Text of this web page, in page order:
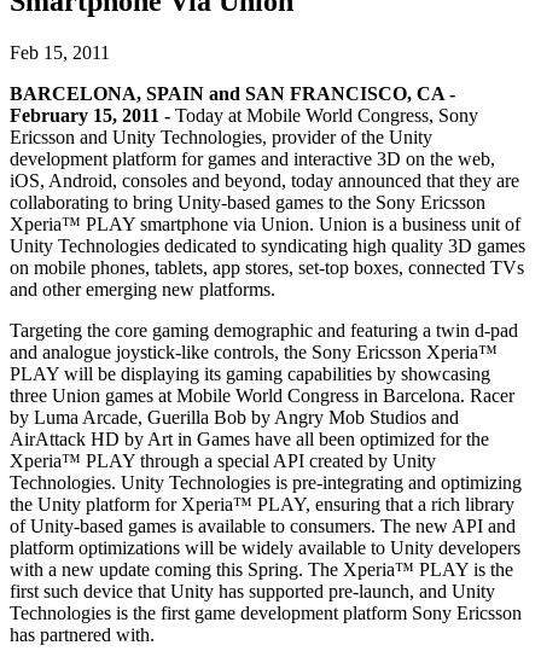
LiveOps
Wachsen Sie
Nutzerakquisition
Entdecken Sie und gewinnen Sie mobile Benutzer
In-App-Käufe
IAP Management über Filialen und D2C hinweg
Monetarisierung
Werben mit Unity
Monetarisieren mit Unity
Anwendungsfälle
Mobile Spiele
Mobile Hits mit Unity erstellen und wachsen lassen
Indie-Spiele
Große Spiele mit kleinen Teams veröffentlichen
XR-Spiele
XR-Spiele plattformübergreifend starten
Multiplayer-Spiele
Vereinfachte Entwicklung von Multiplayer-Spielen
Einzelhandel
Automobilindustrie
Innovation und Erlebnisse im Auto fördern
Alle Branchen anzeigen
Erfolgsgeschichten aus der Praxis
Best-Practice-Leitfäden
Experten Tipps und Tricks
Demos
Demos, Beispiele und Bausteine
Alle Ressourcen
Neues
Blog
Aktualisierungen, Informationen und technische Tipps
Neuigkeiten
Nachrichten, Geschichten und Pressezentrum
Schließen Sie sich Entwicklern, Kreativen und Insidern an
Feier der Unity-Schöpfer weltweit
Anleitungen
Bildung
Für Studierende
Starten Sie Ihre Karriere
Für Lehrkräfte
Optimieren Sie Ihr Lehren
Lizenzstipendium für Bildungseinrichtungen
Zertifizierungen
Beweisen Sie Ihre Unity-Meisterschaft
Feb 15, 2011
BARCELONA, SPAIN and SAN FRANCISCO, CA -
February 15, 2011 - Today at Mobile World Congress, Sony
Ericsson and Unity Technologies, provider of the Unity
development platform for games and interactive 3D on the web,
iOS, Android, consoles and beyond, today announced that they are
collaborating to bring Unity-based games to the Sony Ericsson
Xperia™ PLAY smartphone via Union. Union is a business unit of
Unity Technologies dedicated to syndicating high quality 3D games
on mobile phones, tablets, app stores, set-top boxes, connected TVs
and other emerging new platforms.
Targeting the core gaming demographic and featuring a twin d-pad
and analogue joystick-like controls, the Sony Ericsson Xperia™
PLAY will be displaying its gaming capabilities by showcasing
three Union games at Mobile World Congress in Barcelona. Racer
by Luma Arcade, Guerilla Bob by Angry Mob Studios and
AirAttack HD by Art in Games have all been optimized for the
Xperia™ PLAY through a special API created by Unity
Technologies. Unity Technologies is pre-integrating and optimizing
the Unity platform for Xperia™ PLAY, ensuring that a rich library
of Unity-based games is available to consumers. The new API and
platform optimizations will be widely available to Unity developers
with a new update coming this Spring. The Xperia™ PLAY is the
first such device that Unity has supported pre-launch, and Unity
Technologies is the first game development platform Sony Ericsson
has partnered with.